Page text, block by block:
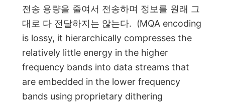
전송 용량을 줄여서 전송하며 정보를 원래 그
대로 다 전달하지는 않는다. (MQA encoding
is lossy, it hierarchically compresses the
relatively little energy in the higher
frequency bands into data streams that
are embedded in the lower frequency
bands using proprietary dithering